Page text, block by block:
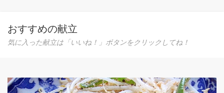
おすすめの献立
気に入った献立は「いいね！」ボタンをクリックしてね！